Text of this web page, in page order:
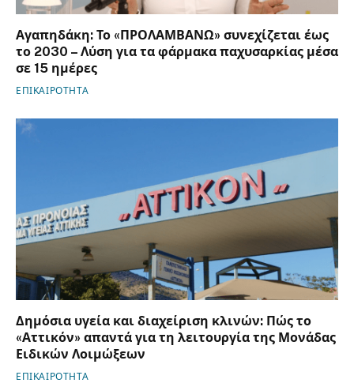
Αγαπηδάκη: Το «ΠΡΟΛΑΜΒΑΝΩ» συνεχίζεται έως
το 2030 – Λύση για τα φάρμακα παχυσαρκίας μέσα
σε 15 ημέρες
ΕΠΙΚΑΙΡΟΤΗΤΑ
Δημόσια υγεία και διαχείριση κλινών: Πώς το
«Αττικόν» απαντά για τη λειτουργία της Μονάδας
Ειδικών Λοιμώξεων
ΕΠΙΚΑΙΡΟΤΗΤΑ